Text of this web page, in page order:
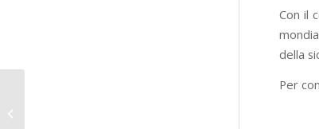
Con il
della
Per